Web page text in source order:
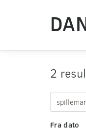
2
Fra dato